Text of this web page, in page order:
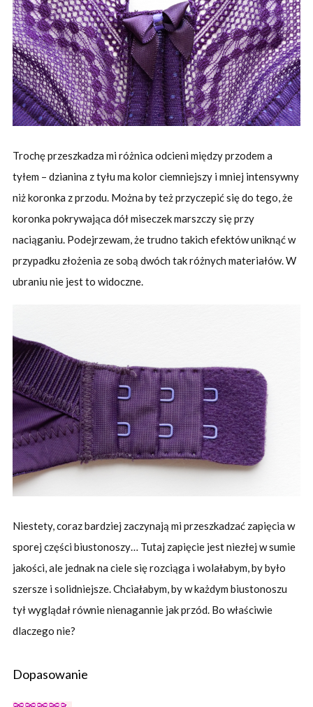
Trochę przeszkadza mi różnica odcieni między przodem a
tyłem – dzianina z tyłu ma kolor ciemniejszy i mniej intensywny
niż koronka z przodu. Można by też przyczepić się do tego, że
koronka pokrywająca dół miseczek marszczy się przy
naciąganiu. Podejrzewam, że trudno takich efektów uniknąć w
przypadku złożenia ze sobą dwóch tak różnych materiałów. W
ubraniu nie jest to widoczne.
Niestety, coraz bardziej zaczynają mi przeszkadzać zapięcia w
sporej części biustonoszy… Tutaj zapięcie jest niezłej w sumie
jakości, ale jednak na ciele się rozciąga i wolałabym, by było
szersze i solidniejsze. Chciałabym, by w każdym biustonoszu
tył wyglądał równie nienagannie jak przód. Bo właściwie
dlaczego nie?
Dopasowanie